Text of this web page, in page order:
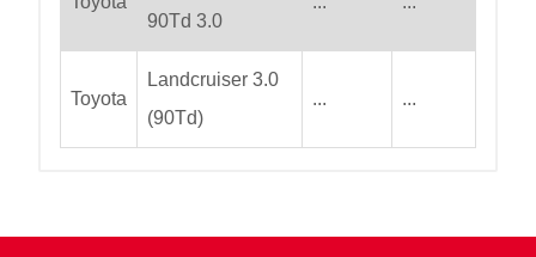
90Td 3.0
Toyota
Landcruiser 3.0
(90Td)
... ...